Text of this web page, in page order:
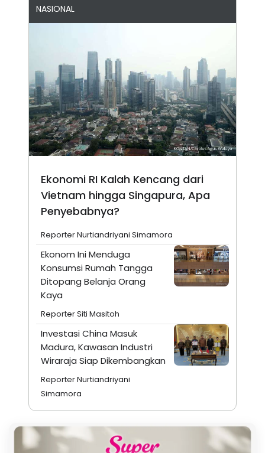
NASIONAL
Ekonomi RI Kalah Kencang dari
Vietnam hingga Singapura, Apa
Penyebabnya?
Reporter Nurtiandriyani Simamora
Ekonom Ini Menduga
Konsumsi Rumah Tangga
Ditopang Belanja Orang
Kaya
Reporter Siti Masitoh
Investasi China Masuk
Madura, Kawasan Industri
Wiraraja Siap Dikembangkan
Reporter Nurtiandriyani
Simamora